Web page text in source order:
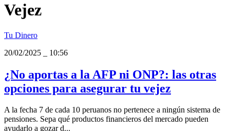
Vejez
Tu Dinero
20/02/2025
10:56
¿No aportas a la AFP ni ONP?: las otras
opciones para asegurar tu vejez
A la fecha 7 de cada 10 peruanos no pertenece a ningún sistema de
pensiones. Sepa qué productos financieros del mercado pueden
ayudarlo a gozar d...